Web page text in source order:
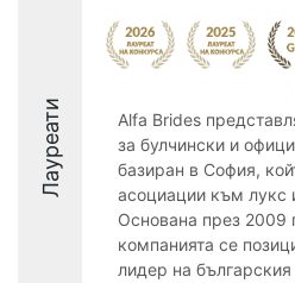
Лауреати
Alfa Brides
за булчински и
базиран в София,
асоциации към лукс
Основана през 2009
компанията се
лидер на българския